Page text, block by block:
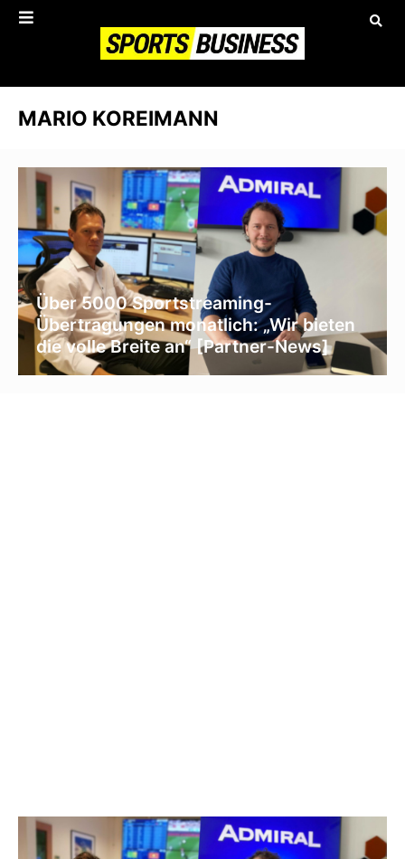
MARIO KOREIMANN
Über 5000 Sportstreaming-
Übertragungen monatlich: „Wir bieten
die volle Breite an“ [Partner-News]